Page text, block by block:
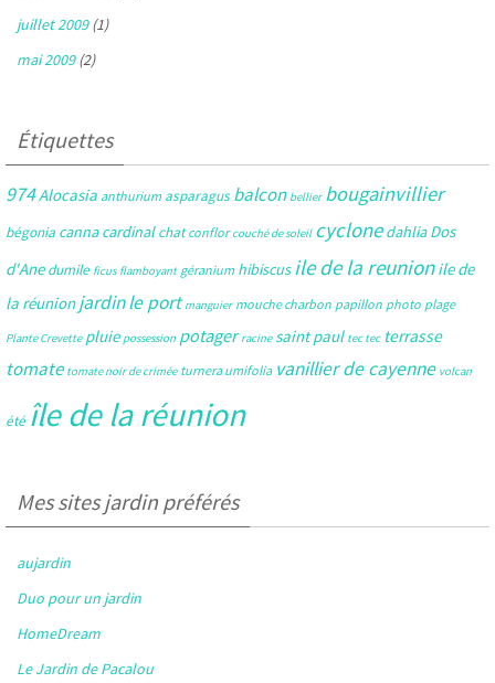
juillet 2009(1)
mai 2009(2)
Étiquettes
974Alocasia anthurium asparagus balcon bellier bougainvillier
bégonia canna cardinal chat conflor couché de soleil cyclone dahlia Dos
d'Ane dumile ficus flamboyant géranium hibiscus ile de la reunion ile de
la réunion jardinle port manguier mouche charbon papillon photo plage
Plante Crevette pluie possession potager racine saint paul tec tec terrasse
tomate tomate noir de crimée turnera umifolia vanillier de cayenne volcan
été île de la réunion
Mes sites jardin préférés
aujardin
Duo pour un jardin
HomeDream
Le Jardin de Pacalou